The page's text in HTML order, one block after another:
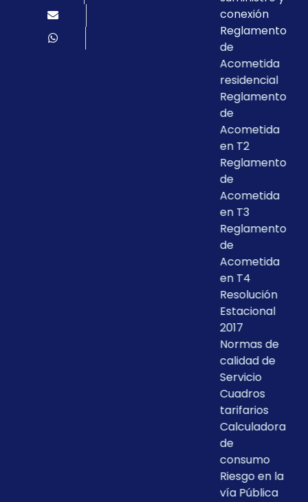
conexión
Reglamento
de
Acometida
residencial
Reglamento
de
Acometida
en T2
Reglamento
de
Acometida
en T3
Reglamento
de
Acometida
en T4
Resolución
Estacional
2017
Normas de
calidad de
Servicio
Cuadros
tarifarios
Calculadora
de
consumo
Riesgo en la
vía Pública